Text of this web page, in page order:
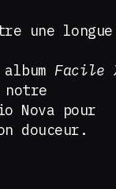
une
Facile
Nova pour
douceur.